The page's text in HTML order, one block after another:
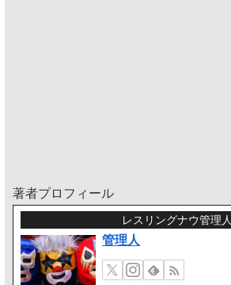
著者プロフィール
レスリングナウ管理人
管理人